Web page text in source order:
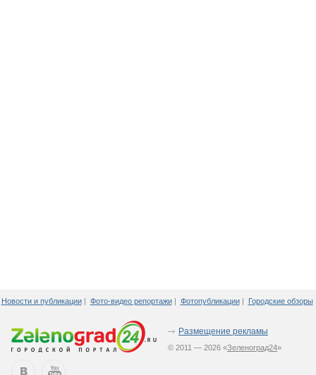
Новости и публикации | Фото-видео репортажи | Фотопубликации | Городские обзоры
Размещение рекламы
© 2011 — 2026 «Зеленоград24»